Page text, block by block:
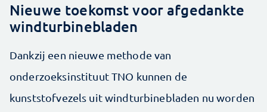
Nieuwe toekomst voor afgedankte
windturbinebladen
Dankzij een nieuwe methode van
onderzoeksinstituut TNO kunnen de
kunststofvezels uit windturbinebladen nu worden